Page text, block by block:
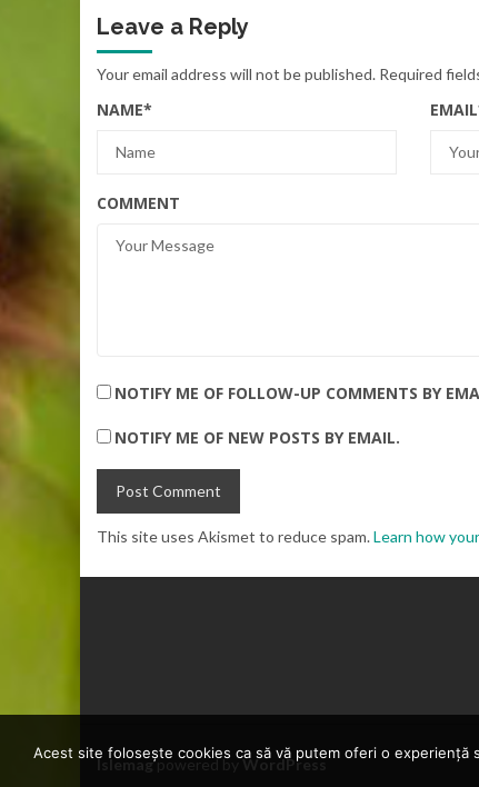
Leave a Reply
Your email address will not be published. Required
NAME* EMAIL
COMMENT
NOTIFY ME OF FOLLOW-UP COMMENTS BY
NOTIFY ME OF NEW POSTS BY EMAIL.
This site uses Akismet to reduce spam.Learn how
Islemagpowered byWordPress
Acest site folosește cookies ca să vă putem oferi o experiență